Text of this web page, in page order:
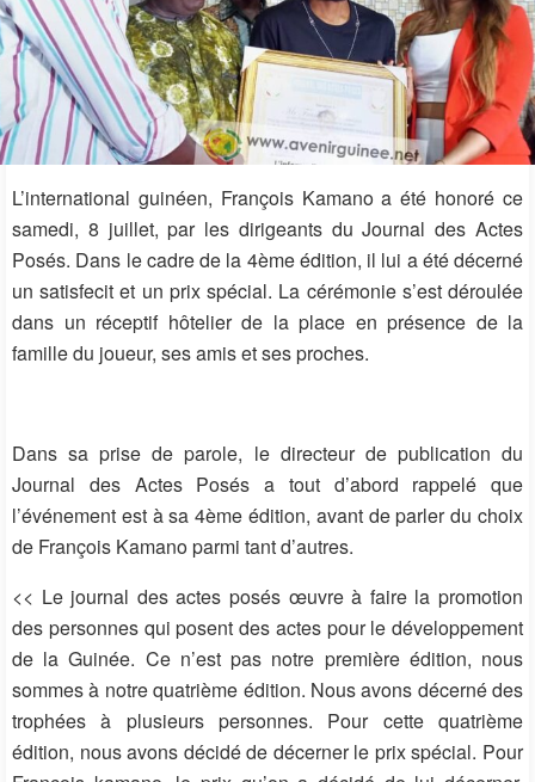
L’international guinéen, François Kamano a été honoré ce
samedi, 8 juillet, par les dirigeants du Journal des Actes
Posés. Dans le cadre de la 4ème édition, il lui a été décerné
un satisfecit et un prix spécial. La cérémonie s’est déroulée
dans un réceptif hôtelier de la place en présence de la
famille du joueur, ses amis et ses proches.
Dans sa prise de parole, le directeur de publication du
Journal des Actes Posés a tout d’abord rappelé que
l’événement est à sa 4ème édition, avant de parler du choix
de François Kamano parmi tant d’autres.
<< Le journal des actes posés œuvre à faire la promotion
des personnes qui posent des actes pour le développement
de la Guinée. Ce n’est pas notre première édition, nous
sommes à notre quatrième édition. Nous avons décerné des
trophées à plusieurs personnes. Pour cette quatrième
édition, nous avons décidé de décerner le prix spécial. Pour